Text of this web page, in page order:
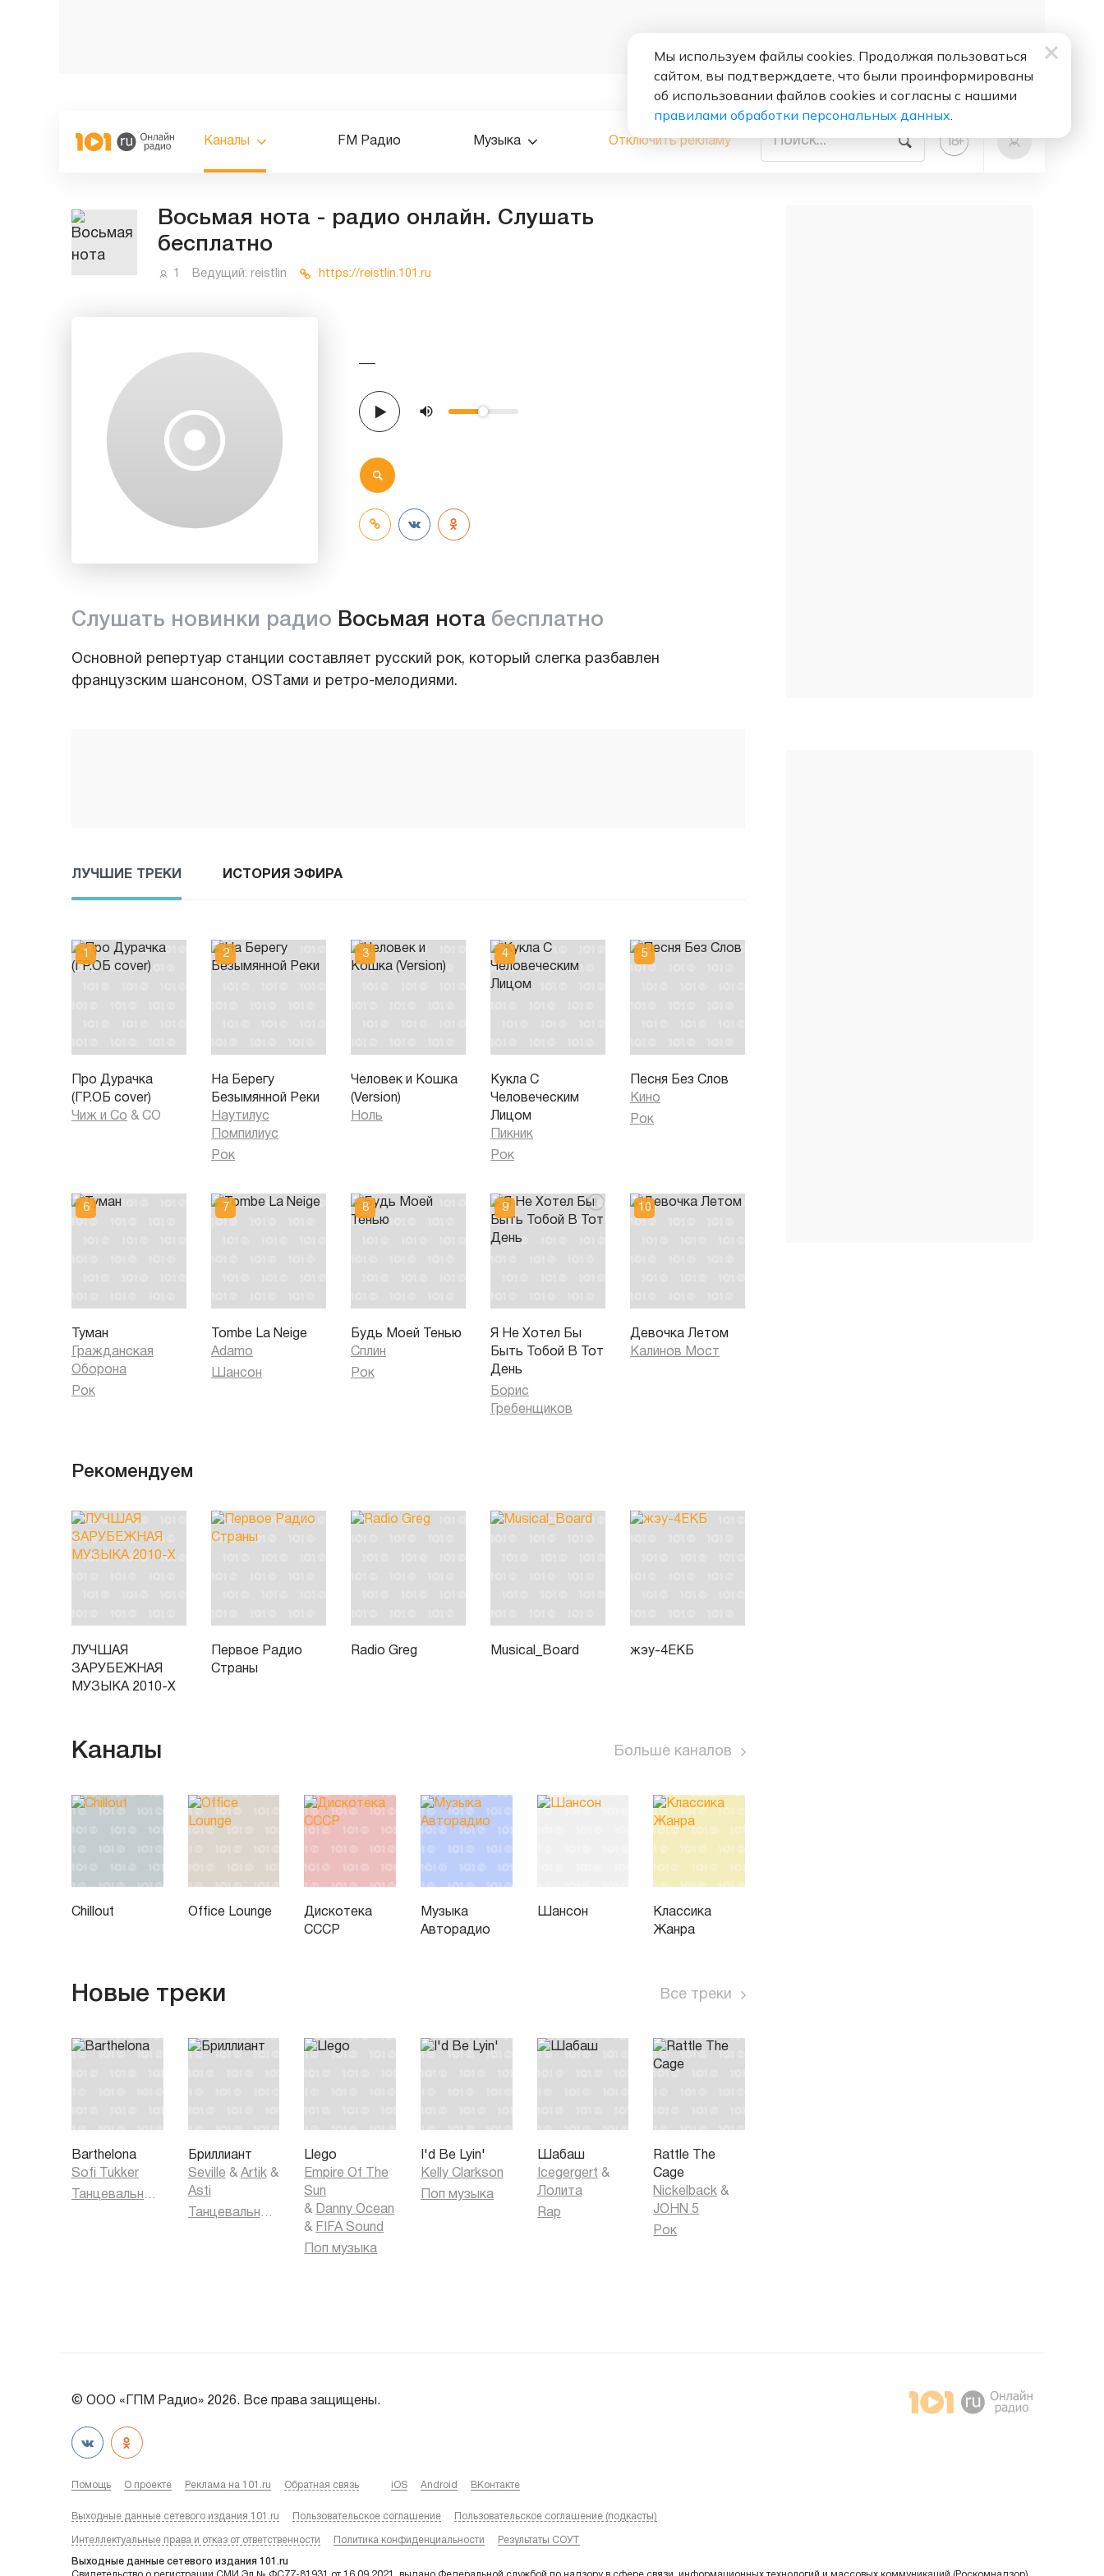
Каналы FM Радио Музыка Отключить рекламу 18+
Восьмая нота - радио онлайн. Слушать
бесплатно
1 Ведущий: reistlin https://reistlin.101.ru
—
Слушать новинки радио Восьмая нота бесплатно
Основной репертуар станции составляет русский рок, который слегка разбавлен
французским шансоном, ОSTами и ретро-мелодиями.
ЛУЧШИЕ ТРЕКИ ИСТОРИЯ ЭФИРА
Про Дурачка
(ГР.ОБ cover)
Чиж и Co & CO
На Берегу
Безымянной Реки
Наутилус
Помпилиус
Рок
Человек и Кошка
(Version)
Ноль
Кукла С
Человеческим
Лицом
Пикник
Рок
Песня Без Слов
Кино
Рок
Туман
Гражданская
Оборона
Рок
Tombe La Neige
Adamo
Шансон
Будь Моей Тенью
Сплин
Рок
Я Не Хотел Бы
Быть Тобой В Тот
День
Борис
Гребенщиков
Девочка Летом
Калинов Мост
Рекомендуем
ЛУЧШАЯ
ЗАРУБЕЖНАЯ
МУЗЫКА 2010-Х
Первое Радио
Страны
Radio Greg Musical_Board жэу-4ЕКБ
Каналы Больше каналов
Chillout Office Lounge
Дискотека
СССР
Музыка
Авторадио
Шансон
Классика
Жанра
Новые треки Все треки
Barthelona
Sofi Tukker
Танцевальная музыка
Бриллиант
Seville & Artik &
Asti
Танцевальная музыка
Llego
Empire Of The
Sun
&
Danny Ocean
& FIFA Sound
Поп музыка
I'd Be Lyin'
Kelly Clarkson
Поп музыка
Шабаш
Icegergert &
Лолита
Rap
Rattle The
Cage
Nickelback &
JOHN 5
Рок
© ООО «ГПМ Радио» 2026. Все права защищены.
Помощь О проекте Реклама на 101.ru Обратная связь iOS Android ВКонтакте
Выходные данные сетевого издания 101.ru Пользовательское соглашение Пользовательское соглашение (подкасты)
Интеллектуальные права и отказ от ответственности Политика конфиденциальности Результаты СОУТ
Выходные данные сетевого издания 101.ru
Мы используем файлы cookies. Продолжая пользоваться
сайтом, вы подтверждаете, что были проинформированы
об использовании файлов cookies и согласны с нашими
правилами обработки персональных данных.